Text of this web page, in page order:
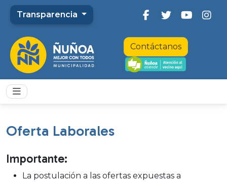
Transparencia
Contáctanos
Oferta Laborales
Importante:
La postulación a las ofertas expuestas a